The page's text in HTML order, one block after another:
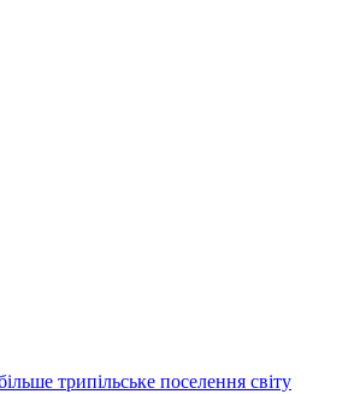
трипільське поселення світу